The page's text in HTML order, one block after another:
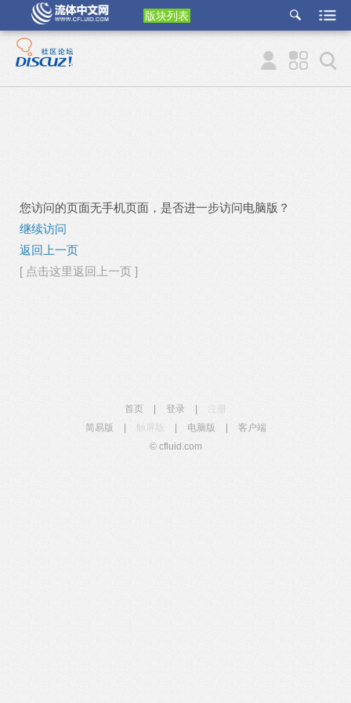
版块列表
etu
p
您访问的页面无手机页面，是否进一步访问电脑版？
继续访问
返回上一页
[ 点击这里返回上一页 ]
首页 登录
简易版
触屏版 电脑版
客户端
© cfluid.com